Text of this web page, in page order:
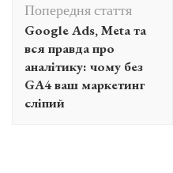
по
запису
Попередня стаття
Google Ads, Meta та
вся правда про
аналітику: чому без
GA4 ваш маркетинг
сліпий